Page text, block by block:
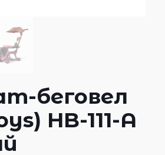
беговел
HB-111-A